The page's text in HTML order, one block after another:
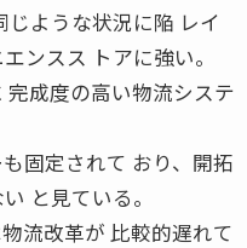
じような状況に陥 レイ
ンスス トアに強い。
成度の高い物流システ
固定されて おり、開拓
と見ている。
流改革が 比較的遅れて